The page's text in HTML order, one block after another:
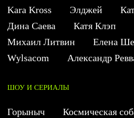
Kara Kross
Элджей
Дина Саева
Катя Клэп
Михаил Литвин
Елена
Wylsacom
Александр
ШОУ И СЕРИАЛЫ
Горыныч
Космическая